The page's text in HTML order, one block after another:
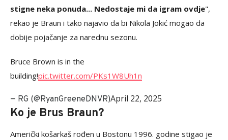
stigne neka ponuda... Nedostaje mi da igram ovdje",
rekao je Braun i tako najavio da bi Nikola Jokić mogao da
dobije pojačanje za narednu sezonu.
Bruce Brown is in the
building!pic.twitter.com/PKs1W8Uh1n
— RG (@RyanGreeneDNVR)April 22, 2025
Ko je Brus Braun?
Američki košarkaš rođen u Bostonu 1996. godine stigao je